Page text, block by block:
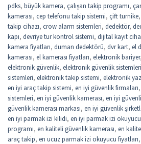
pdks, büyük kamera, çalışan takip programı,
kamerası, cep telefonu takip sistemi, çift turnike,
takip cihazı, crow alarm sistemleri, dedektör,
kapı, devriye tur kontrol sistemi, dijital kayıt
kamera fiyatları, duman dedektörü, dvr kart, el
kamerası, el kamerası fiyatları, elektronik bariyer,
elektronik güvenlik, elektronik güvenlik sistemleri
sistemleri, elektronik takip sistemi, elektronik
en iyi araç takip sistemi, en iyi güvenlik firmaları,
sistemleri, en iyi güvenlik kamerası, en iyi
güvenlik kamerası markası, en iyi güvenlik
en iyi parmak izi kilidi, en iyi parmak izi okuyucu
programı, en kaliteli güvenlik kamerası, en
araç takip, en ucuz parmak izi okuyucu fiyatları,